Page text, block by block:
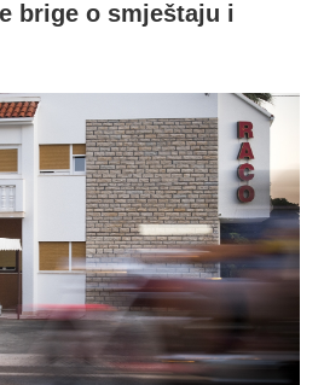
brige o smještaju i